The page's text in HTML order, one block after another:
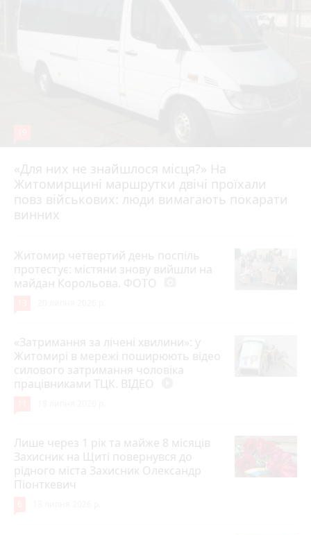
«Для них не знайшлося місця?» На
Житомирщині маршрутки двічі проїхали
повз військових: люди вимагають покарати
винних
17 липня 2026 р.
Житомир четвертий день поспіль
протестує: містяни знову вийшли на
майдан Корольова. ФОТО
«Затримання за лічені хвилини»: у
Житомирі в мережі поширюють відео
силового затримання чоловіка
працівниками ТЦК. ВІДЕО
Лише через 1 рік та майже 8 місяців
Захисник на Щиті повернувся до
рідного міста Захисник Олександр
Піонткевич